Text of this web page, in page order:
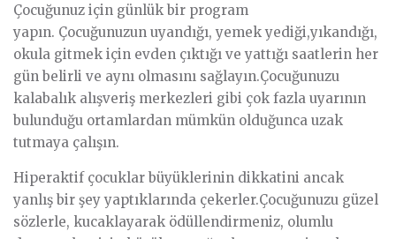
Çocuğunuz için günlük bir program
yapın. Çocuğunuzun uyandığı, yemek yediği,yıkandığı,
okula gitmek için evden çıktığı ve yattığı saatlerin her
gün belirli ve aynı olmasını sağlayın.Çocuğunuzu
kalabalık alışveriş merkezleri gibi çok fazla uyarının
bulunduğu ortamlardan mümkün olduğunca uzak
tutmaya çalışın.
Hiperaktif çocuklar büyüklerinin dikkatini ancak
yanlış bir şey yaptıklarında çekerler.Çocuğunuzu güzel
sözlerle, kucaklayarak ödüllendirmeniz, olumlu